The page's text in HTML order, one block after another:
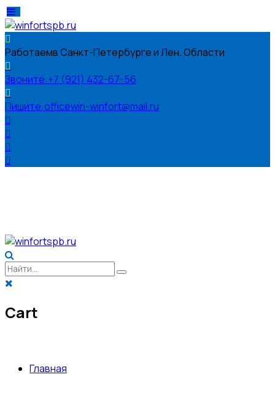
Работаемв Санкт-Петербурге и Лен. Области
Звоните:+7 (921) 432-67-56
Пишите:officewin-winfort@mail.ru
Cart
Главная